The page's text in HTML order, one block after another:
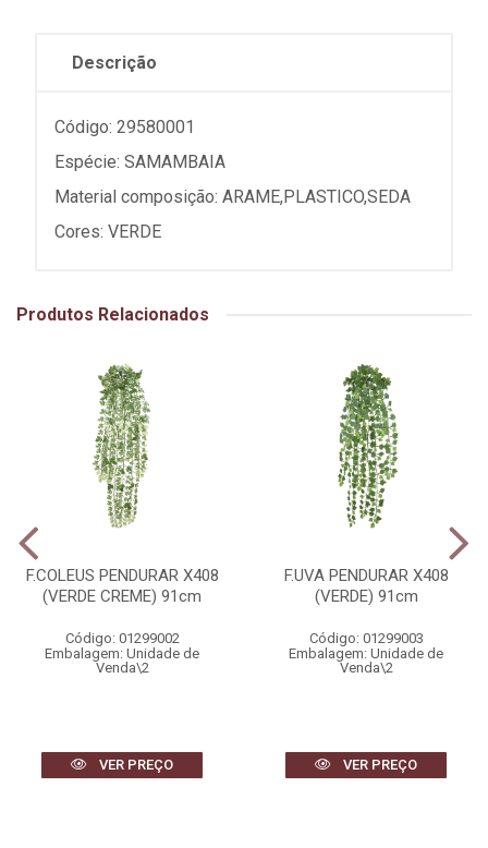
Descrição
Código: 29580001
Espécie: SAMAMBAIA
Material composição: ARAME,PLASTICO,SEDA
Cores: VERDE
Produtos Relacionados
F.COLEUS PENDURAR X408
(VERDE CREME) 91cm
Código: 01299002
Embalagem: Unidade de
Venda\2
VER PREÇO
F.UVA PENDURAR X408
(VERDE) 91cm
Código: 01299003
Embalagem: Unidade de
Venda\2
VER PREÇO